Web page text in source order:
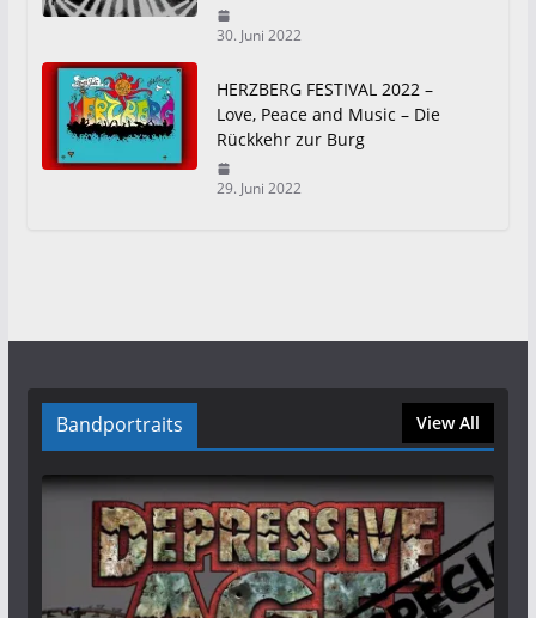
30. Juni 2022
HERZBERG FESTIVAL 2022 –
Love, Peace and Music – Die
Rückkehr zur Burg
29. Juni 2022
Bandportraits View All